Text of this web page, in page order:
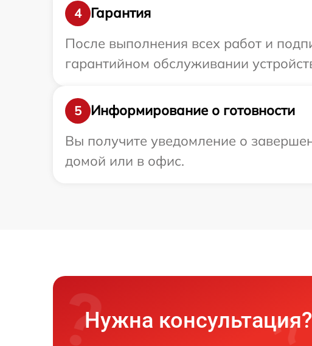
4
Гарантия
После выполнения всех работ и
гарантийном обслуживании
5
Информирование о готовности
Вы получите уведомление о
домой или в офис.
Нужна консультация?